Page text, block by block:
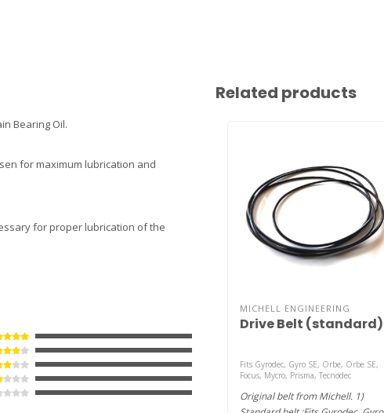
Bearing Oil.
for maximum lubrication and
for proper lubrication of the
Related products
MICHELL ENGINEERING
Drive Belt (standard)
Fits Gyrodec, Gyro SE, Orbe, Orbe SE,
Focus, Mycro, Prisma, Tecnodec
Original belt from Michell. 1)